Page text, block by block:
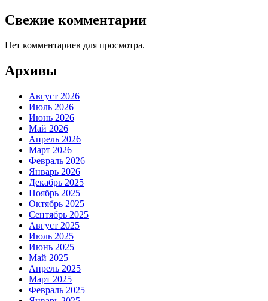
Свежие комментарии
Нет комментариев для просмотра.
Архивы
Август 2026
Июль 2026
Июнь 2026
Май 2026
Апрель 2026
Март 2026
Февраль 2026
Январь 2026
Декабрь 2025
Ноябрь 2025
Октябрь 2025
Сентябрь 2025
Август 2025
Июль 2025
Июнь 2025
Май 2025
Апрель 2025
Март 2025
Февраль 2025